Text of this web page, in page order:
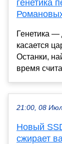
генетика
Генетика —
касается
Останки,
время
21:00, 08
Новый
сжирает